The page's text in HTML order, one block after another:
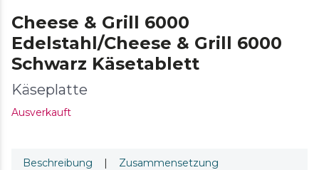
Cheese & Grill 6000
Edelstahl/Cheese & Grill 6000
Schwarz Käsetablett
Käseplatte
Ausverkauft
Beschreibung | Zusammensetzung